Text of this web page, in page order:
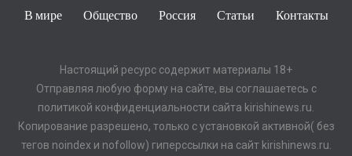
В мире Общество Россия Статьи Контакты
Настоящий ресурс содержит материалы 18+
Отправляя любую форму на сайте, вы соглашаетесь с
политикой конфиденциальности сайта kirishinews.ru.
Копирование разрешено, только с установкой активной( без
тегов noindex и nofollow) гиперссылки на сайт kirishinews.ru.